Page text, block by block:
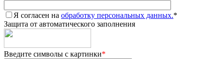
Я согласен на обработку персональных данных.*
Защита от автоматического заполнения
Введите символы с картинки*